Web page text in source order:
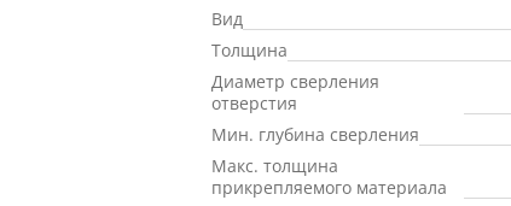
Вид
Толщина
Диаметр сверления
отверстия
Мин. глубина сверления
Макс. толщина
прикрепляемого материала